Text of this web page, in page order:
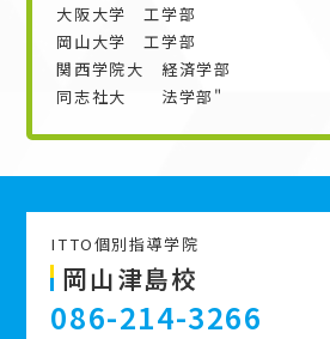
大阪大学 工学部
岡山大学 工学部
関西学院大 経済学部
同志社大 法学部"
ITTO個別指導学院
岡山津島校
086-214-3266